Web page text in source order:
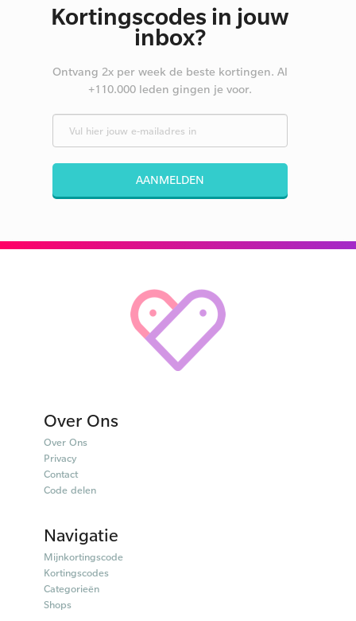
Kortingscodes in jouw
inbox?
Ontvang 2x per week de beste kortingen. Al
+110.000 leden gingen je voor.
AANMELDEN
Over Ons
Over Ons
Privacy
Contact
Code delen
Navigatie
Mijnkortingscode
Kortingscodes
Categorieën
Shops